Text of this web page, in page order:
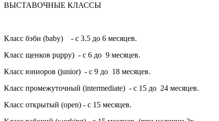
ВЫСТАВОЧНЫЕ КЛАССЫ
Класс бэби (baby) - с 3.5 до 6 месяцев.
Класс щенков puppy) - с 6 до 9 месяцев.
Класс юниоров (junior) - с 9 до 18 месяцев.
Класс промежуточный (intermediate) - с 15 до 24 месяцев.
Класс открытый (open) - c 15 месяцев.